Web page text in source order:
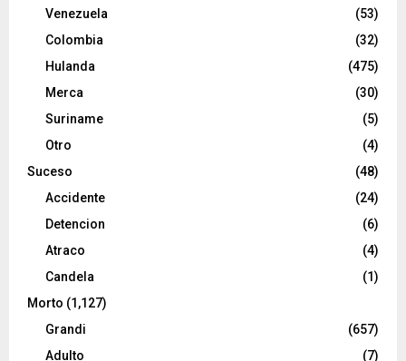
Venezuela
(53)
Colombia
(32)
Hulanda
(475)
Merca
(30)
Suriname
(5)
Otro
(4)
Suceso
(48)
Accidente
(24)
Detencion
(6)
Atraco
(4)
Candela
(1)
Morto (1,127)
Grandi
(657)
Adulto
(7)